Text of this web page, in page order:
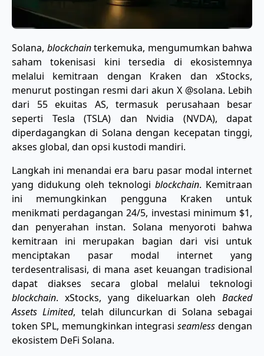
Solana, blockchainterkemuka, mengumumkan bahwa
saham tokenisasi kini tersedia di ekosistemnya
melalui kemitraan dengan Kraken dan xStocks,
menurut postingan resmi dari akun X @solana. Lebih
dari 55 ekuitas AS, termasuk perusahaan besar
seperti Tesla (TSLA) dan Nvidia (NVDA), dapat
diperdagangkan di Solana dengan kecepatan tinggi,
akses global, dan opsi kustodi mandiri.
Langkah ini menandai era baru pasar modal internet
yang didukung oleh teknologi blockchain. Kemitraan
ini memungkinkan pengguna Kraken untuk
menikmati perdagangan 24/5, investasi minimum $1,
dan penyerahan instan. Solana menyoroti bahwa
kemitraan ini merupakan bagian dari visi untuk
menciptakan pasar modal internet yang
terdesentralisasi, di mana aset keuangan tradisional
dapat diakses secara global melalui teknologi
blockchain. xStocks, yang dikeluarkan oleh Backed
Assets Limited, telah diluncurkan di Solana sebagai
token SPL, memungkinkan integrasiseamlessdengan
ekosistem DeFi Solana.